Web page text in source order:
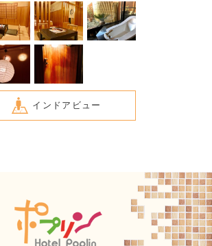
インドアビュー